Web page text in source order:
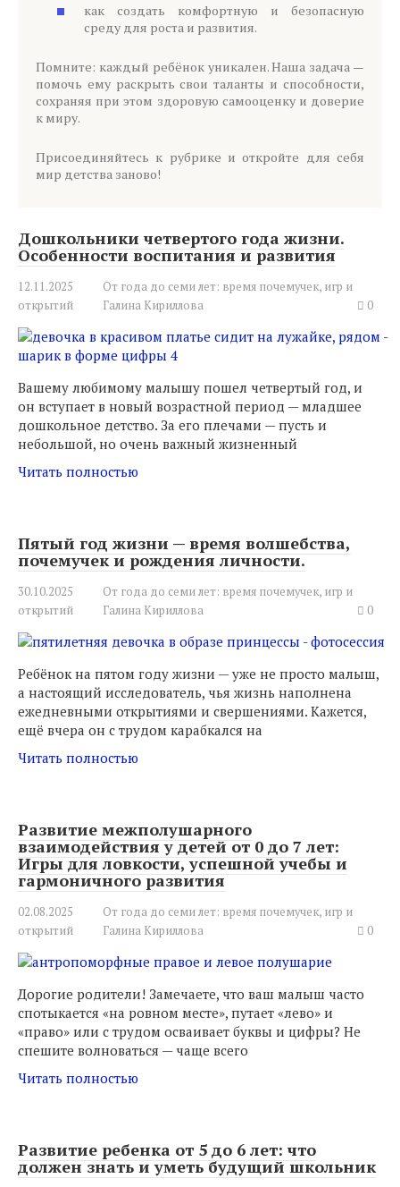
как создать комфортную и безопасную
среду для роста и развития.
Помните: каждый ребёнок уникален. Наша задача —
помочь ему раскрыть свои таланты и способности,
сохраняя при этом здоровую самооценку и доверие
к миру.
Присоединяйтесь к рубрике и откройте для себя
мир детства заново!
Дошкольники четвертого года жизни.
Особенности воспитания и развития
12.11.2025
От года до семи лет: время почемучек, игр и
открытий
Галина Кириллова 0
Вашему любимому малышу пошел четвертый год, и
он вступает в новый возрастной период — младшее
дошкольное детство. За его плечами — пусть и
небольшой, но очень важный жизненный
Читать полностью
Пятый год жизни — время волшебства,
почемучек и рождения личности.
30.10.2025
От года до семи лет: время почемучек, игр и
открытий
Галина Кириллова 0
Ребёнок на пятом году жизни — уже не просто малыш,
а настоящий исследователь, чья жизнь наполнена
ежедневными открытиями и свершениями. Кажется,
ещё вчера он с трудом карабкался на
Читать полностью
Развитие межполушарного
взаимодействия у детей от 0 до 7 лет:
Игры для ловкости, успешной учебы и
гармоничного развития
02.08.2025
От года до семи лет: время почемучек, игр и
открытий
Галина Кириллова 0
Дорогие родители! Замечаете, что ваш малыш часто
спотыкается «на ровном месте», путает «лево» и
«право» или с трудом осваивает буквы и цифры? Не
спешите волноваться — чаще всего
Читать полностью
Развитие ребенка от 5 до 6 лет: что
должен знать и уметь будущий школьник